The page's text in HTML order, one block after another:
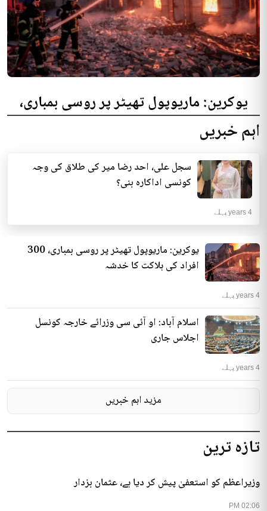
تازہ ترین
02:06 PM
وزیراعظم کو استعفیٰ پیش کر دیا ہے، عثمان بزدار
یوکرین: ماریوپول تھیٹر پر روسی بمباری،
300 افراد کی ہلاکت کا خدشہ
کا خدشہ ظاہر کیا اور کہا کہ کم...
انٹرنیشنل | 4 years پہلے
اہم خبریں
سجل علی، احد رضا میر کی طلاق کی وجہ
کونسی اداکارہ بنی؟
4 years پہلے
یوکرین: ماریوپول تھیٹر پر روسی بمباری، 300
افراد کی ہلاکت کا خدشہ
4 years پہلے
اسلام آباد: او آئی سی وزرائے خارجہ کونسل
اجلاس جاری
4 years پہلے
مزید اہم خبریں